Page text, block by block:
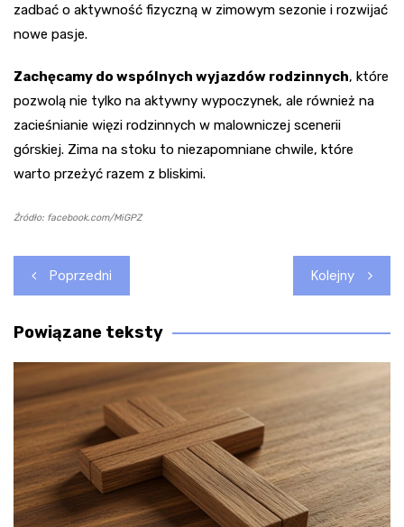
zadbać o aktywność fizyczną w zimowym sezonie i rozwijać
nowe pasje.
Zachęcamy do wspólnych wyjazdów rodzinnych, które
pozwolą nie tylko na aktywny wypoczynek, ale również na
zacieśnianie więzi rodzinnych w malowniczej scenerii
górskiej. Zima na stoku to niezapomniane chwile, które
warto przeżyć razem z bliskimi.
Źródło: facebook.com/MiGPZ
Nawigacja
wpisu
Poprzedni Kolejny
Powiązane teksty